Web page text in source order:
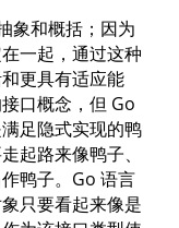
象和概括；因为
一起，通过这种
更具有适应能
口概念，但 Go
足隐式实现的鸭
起路来像鸭子、
鸭子。Go 语言
只要看起来像是